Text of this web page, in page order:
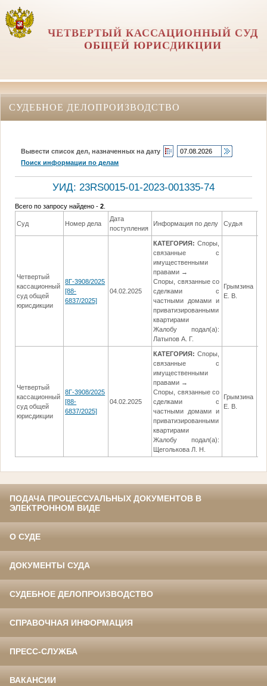
ЧЕТВЕРТЫЙ КАССАЦИОННЫЙ СУД
ОБЩЕЙ ЮРИСДИКЦИИ
СУДЕБНОЕ ДЕЛОПРОИЗВОДСТВО
Вывести список дел, назначенных на дату
Поиск информации по делам
УИД: 23RS0015-01-2023-001335-74
Всего по запросу найдено -2
Суд Номер дела
Дата
поступления
Информация по делу Судья
Четвертый
кассационный
суд общей
юрисдикции
8Г-3908/2025
[88-
6837/2025]
04.02.2025
КАТЕГОРИЯ: Споры,
связанные с
имущественными
правами →
Споры, связанные со
сделками с
частными домами и
приватизированными
квартирами
Жалобу подал(а):
Латыпов А. Г.
Грымзина
Е. В.
Четвертый
кассационный
суд общей
юрисдикции
8Г-3908/2025
[88-
6837/2025]
04.02.2025
КАТЕГОРИЯ: Споры,
связанные с
имущественными
правами →
Споры, связанные со
сделками с
частными домами и
приватизированными
квартирами
Жалобу подал(а):
Щеголькова Л. Н.
Грымзина
Е. В.
ПОДАЧА ПРОЦЕССУАЛЬНЫХ ДОКУМЕНТОВ В
ЭЛЕКТРОННОМ ВИДЕ
О СУДЕ
ДОКУМЕНТЫ СУДА
СУДЕБНОЕ ДЕЛОПРОИЗВОДСТВО
СПРАВОЧНАЯ ИНФОРМАЦИЯ
ПРЕСС-СЛУЖБА
ВАКАНСИИ